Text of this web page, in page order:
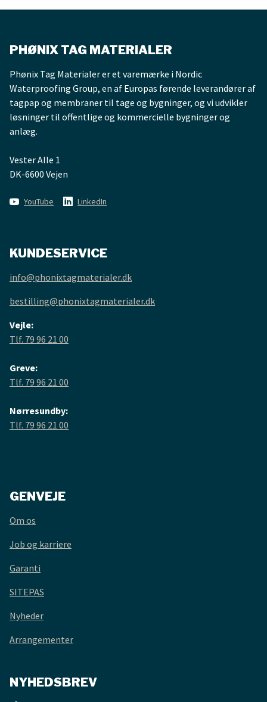
PHØNIX TAG MATERIALER
Phønix Tag Materialer er et varemærke i Nordic
Waterproofing Group, en af Europas førende leverandører af
tagpap og membraner til tage og bygninger, og vi udvikler
løsninger til offentlige og kommercielle bygninger og
anlæg.
Vester Alle 1
DK-6600 Vejen
YouTube LinkedIn
KUNDESERVICE
info@phonixtagmaterialer.dk
bestilling@phonixtagmaterialer.dk
Vejle:
Tlf. 79 96 21 00
Greve:
Tlf. 79 96 21 00
Nørresundby:
Tlf. 79 96 21 00
GENVEJE
Om os
Job og karriere
Garanti
SITEPAS
Nyheder
Arrangementer
NYHEDSBREV